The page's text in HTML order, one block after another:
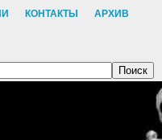
КОНТАКТЫ АРХИВ
Поиск